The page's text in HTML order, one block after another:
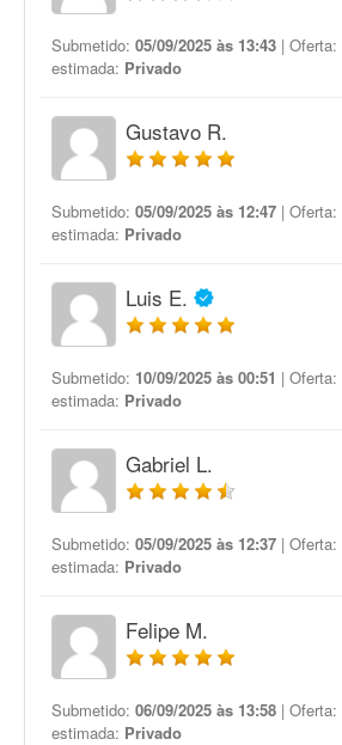
Submetido: 05/09/2025 às 13:43 | Oferta:
estimada: Privado
Gustavo R.
Submetido: 05/09/2025 às 12:47 | Oferta:
estimada: Privado
Luis E.
Submetido: 10/09/2025 às 00:51 | Oferta:
estimada: Privado
Gabriel L.
Submetido: 05/09/2025 às 12:37 | Oferta:
estimada: Privado
Felipe M.
Submetido: 06/09/2025 às 13:58 | Oferta:
estimada: Privado